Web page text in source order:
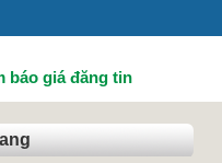
báo giá đăng tin